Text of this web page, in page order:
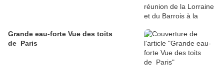
Grande eau-forte Vue des toits
de Paris